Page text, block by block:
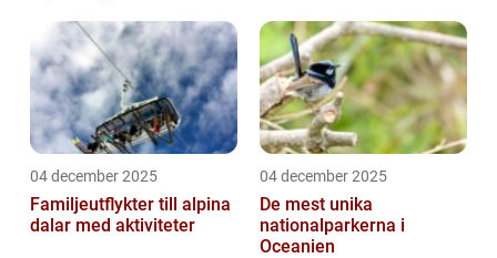
04 december 2025
Familjeutflykter till alpina
dalar med aktiviteter
04 december 2025
De mest unika
nationalparkerna i
Oceanien